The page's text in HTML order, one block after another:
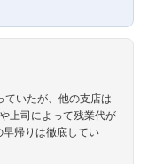
ていたが、他の支店は
上司によって残業代が
帰りは徹底してい